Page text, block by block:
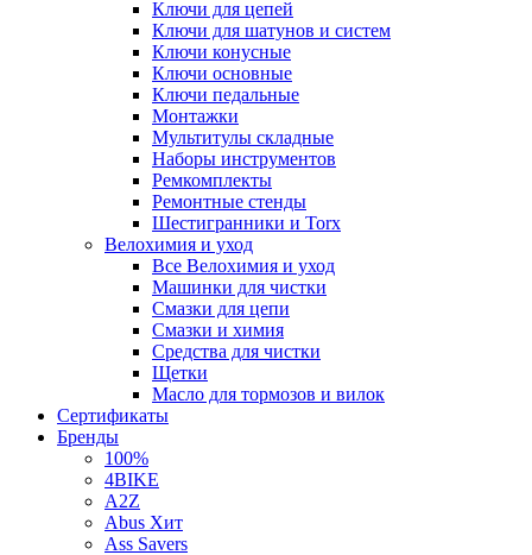
Ключи для цепей
Ключи для шатунов и систем
Ключи конусные
Ключи основные
Ключи педальные
Монтажки
Мультитулы складные
Наборы инструментов
Ремкомплекты
Ремонтные стенды
Шестигранники и Torx
Велохимия и уход
Все Велохимия и уход
Машинки для чистки
Смазки для цепи
Смазки и химия
Средства для чистки
Щетки
Масло для тормозов и вилок
Сертификаты
Бренды
100%
4BIKE
A2Z
Abus Хит
Ass Savers